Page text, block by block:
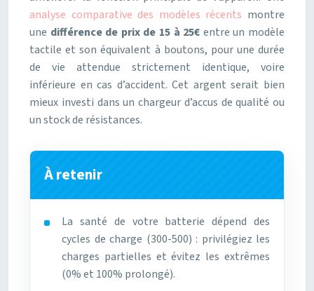
analyse comparative des modèles récents montre
une différence de prix de 15 à 25€ entre un modèle
tactile et son équivalent à boutons, pour une durée
de vie attendue strictement identique, voire
inférieure en cas d’accident. Cet argent serait bien
mieux investi dans un chargeur d’accus de qualité ou
un stock de résistances.
À retenir
La santé de votre batterie dépend des
cycles de charge (300-500) : privilégiez les
charges partielles et évitez les extrêmes
(0% et 100% prolongé).